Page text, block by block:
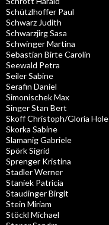
Schützlhoffer Paul
Schwarz Judith
Schwarzjirg Sasa
Schwinger Martina
Sebastian Birte Carolin
Seewald Petra
Seiler Sabine
Serafin Daniel
Simonischek Max
Singer Stan Bert
Skoff Christoph/Gloria Hole
Skorka Sabine
Slamanig Gabriele
Spörk Sigrid
Sprenger Kristina
Stadler Werner
Staniek Patricia
Staudinger Birgit
Stein Miriam
Stöckl Michael